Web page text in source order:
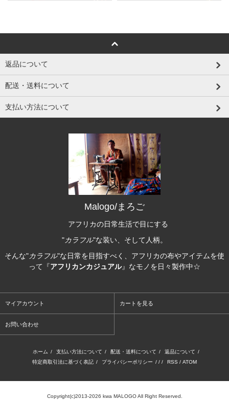
返品について
配送・送料について
支払い方法について
Malogo/まろご
アフリカの日常生活で目にする
"カラフル"な装い、そして人柄。
そんな"カラフル"な日常を目指すべく、アフリカの布やアイテムを使
って『アフリカンカジュアル』なモノを日々製作中☆
マイアカウント カートを見る
お問い合わせ
ホーム / 支払い方法について / 配送・送料について / 返品について /
特定商取引法に基づく表記 / プライバシーポリシー / / / RSS / ATOM
Copyright(c)2013-2026 kwa MALOGO All Right Reserved.